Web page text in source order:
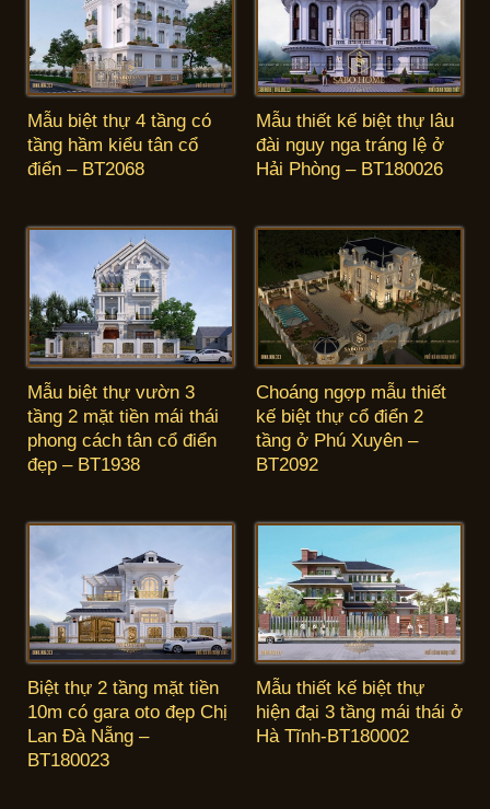
Mẫu biệt thự 4 tầng có
tầng hầm kiểu tân cổ
điển – BT2068
Mẫu thiết kế biệt thự lâu
đài nguy nga tráng lệ ở
Hải Phòng – BT180026
Mẫu biệt thự vườn 3
tầng 2 mặt tiền mái thái
phong cách tân cổ điển
đẹp – BT1938
Choáng ngợp mẫu thiết
kế biệt thự cổ điển 2
tầng ở Phú Xuyên –
BT2092
Biệt thự 2 tầng mặt tiền
10m có gara oto đẹp Chị
Lan Đà Nẵng –
BT180023
Mẫu thiết kế biệt thự
hiện đại 3 tầng mái thái ở
Hà Tĩnh-BT180002